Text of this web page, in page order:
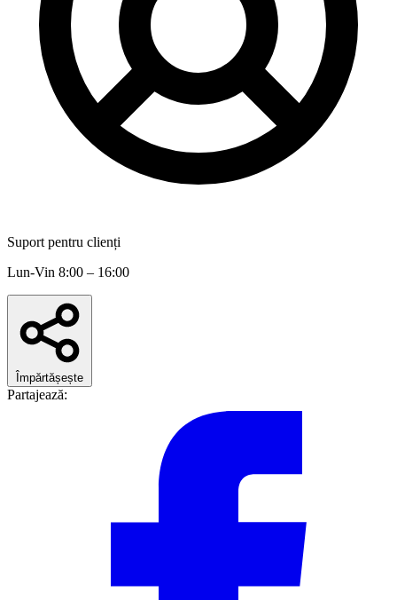
Suport pentru clienți
Lun-Vin 8:00 – 16:00
Împărtășește
Partajează: